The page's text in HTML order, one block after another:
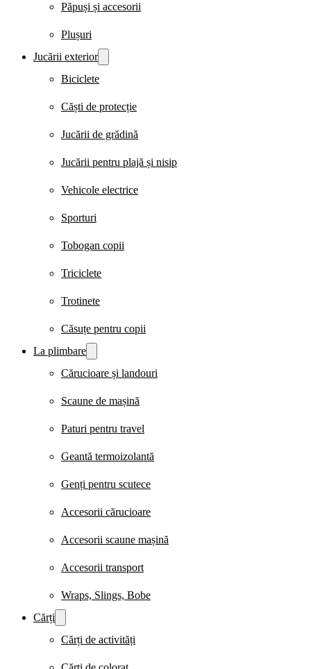
Păpuși și accesorii
Plușuri
Jucării exterior
Biciclete
Căști de protecție
Jucării de grădină
Jucării pentru plajă și nisip
Vehicole electrice
Sporturi
Tobogan copii
Triciclete
Trotinete
Căsuțe pentru copii
La plimbare
Cărucioare și landouri
Scaune de mașină
Paturi pentru travel
Geantă termoizolantă
Genți pentru scutece
Accesorii cărucioare
Accesorii scaune mașină
Accesorii transport
Wraps, Slings, Bobe
Cărți
Cărți de activități